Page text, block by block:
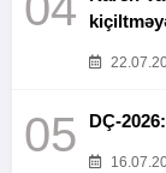
05 DÇ-